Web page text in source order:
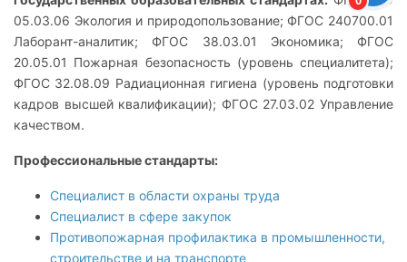
05.03.06 Экология и природопользование; ФГОС 240700.01
Лаборант-аналитик; ФГОС 38.03.01 Экономика; ФГОС
20.05.01 Пожарная безопасность (уровень специалитета);
ФГОС 32.08.09 Радиационная гигиена (уровень подготовки
кадров высшей квалификации); ФГОС 27.03.02 Управление
качеством.
Профессиональные стандарты:
Специалист в области охраны труда
Специалист в сфере закупок
Противопожарная профилактика в промышленности,
строительстве и на транспорте